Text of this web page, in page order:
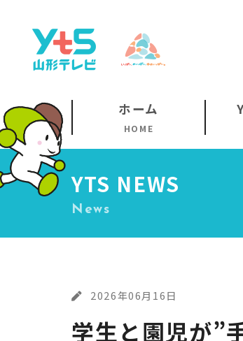
ホーム
HOME
YTS NEWS
News
2026年06月16日
学生と園児が”